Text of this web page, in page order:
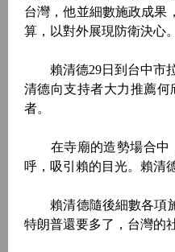
台灣，他並細數施政成果
算，以對外展現防衛決心。
賴清德29日到台中市拉
清德向支持者大力推薦何
者。
在寺廟的造勢場合中，
呼，吸引賴的目光。賴清
賴清德隨後細數各項施
特朗普還要多了，台灣的